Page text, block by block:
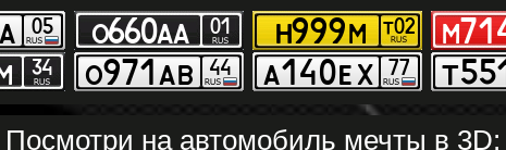
Посмотри на автомобиль мечты в 3D: